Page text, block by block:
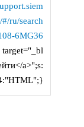
ru/search
6MG36
target="_bl
a>";s: